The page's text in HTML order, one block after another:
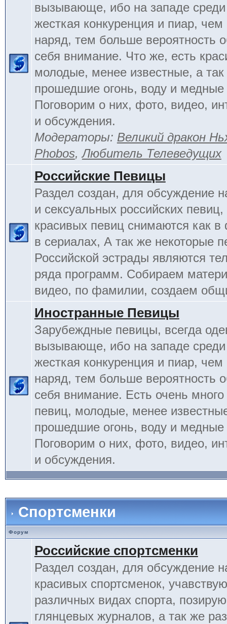
вызывающе, ибо на западе среди
жесткая конкуренция и пиар, чем
наряд, тем больше вероятность
себя внимание. Что же, есть
молодые, менее известные, а
прошедшие огонь, воду и медные
Поговорим о них, фото, видео,
и обсуждения.
Модераторы: Великий дракон
Phobos,Любитель Телеведущих
Российские Певицы
Раздел создан, для обсуждение
и сексуальных российских
красивых певиц снимаются как
в сериалах, А так же некоторые
Российской эстрады являются
ряда программ. Собираем
видео, по фамилии, создаем
Иностранные Певицы
Зарубеждные певицы, всегда
вызывающе, ибо на западе среди
жесткая конкуренция и пиар, чем
наряд, тем больше вероятность
себя внимание. Есть очень
певиц, молодые, менее
прошедшие огонь, воду и медные
Поговорим о них, фото, видео,
и обсуждения.
Спортсменки
Форум
Российские спортсменки
Раздел создан, для обсуждение
красивых спортсменок,
различных видах спорта,
глянцевых журналов, а так же